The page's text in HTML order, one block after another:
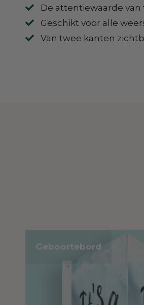
De attentiewaarde
Geschikt voor alle
Van twee kanten
Geboortebord